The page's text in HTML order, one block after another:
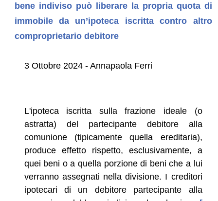
bene indiviso può liberare la propria quota di
immobile da un’ipoteca iscritta contro altro
comproprietario debitore
3 Ottobre 2024 - Annapaola Ferri
L'ipoteca iscritta sulla frazione ideale (o
astratta) del partecipante debitore alla
comunione (tipicamente quella ereditaria),
produce effetto rispetto, esclusivamente, a
quei beni o a quella porzione di beni che a lui
verranno assegnati nella divisione. I creditori
ipotecari di un debitore partecipante alla